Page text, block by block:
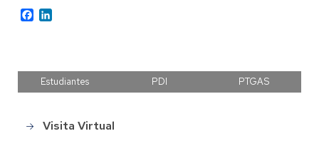
Facebook
Estudiantes PDI PTGAS
Main
Visita Virtual